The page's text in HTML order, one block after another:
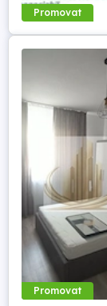
Promovat
Promovat